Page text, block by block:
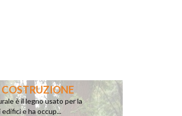
è il legno usato per la
edifici e ha occup...